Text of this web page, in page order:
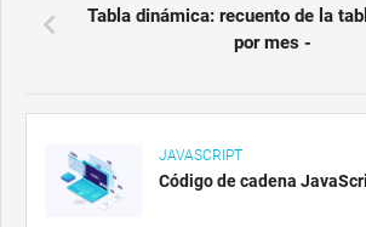
Tabla dinámica: recuento de la
por mes -
JAVASCRIPT
Código de cadena